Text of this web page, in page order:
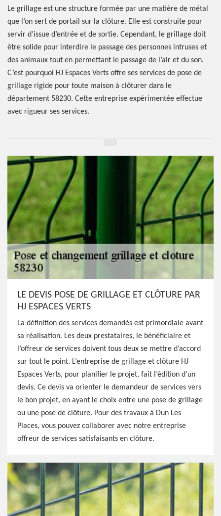
Le grillage est une structure formée par une matière de métal
que l’on sert de portail sur la clôture. Elle est construite pour
servir d’issue d’entrée et de sortie. Cependant, le grillage doit
être solide pour interdire le passage des personnes intruses et
des animaux tout en permettant le passage de l’air et du son.
C’est pourquoi HJ Espaces Verts offre ses services de pose de
grillage rigide pour toute maison à clôturer dans le
département 58230. Cette entreprise expérimentée effectue
avec rigueur ses services.
LE DEVIS POSE DE GRILLAGE ET CLÔTURE PAR
HJ ESPACES VERTS
La définition des services demandés est primordiale avant
sa réalisation. Les deux prestataires, le bénéficiaire et
l’offreur de services doivent tous deux se mettre d’accord
sur tout le point. L’entreprise de grillage et clôture HJ
Espaces Verts, pour planifier le projet, fait l’édition d’un
devis. Ce devis va orienter le demandeur de services vers
le bon projet, en ayant le choix entre une pose de grillage
ou une pose de clôture. Pour des travaux à Dun Les
Places, vous pouvez collaborer avec notre entreprise
offreur de services satisfaisants en clôture.